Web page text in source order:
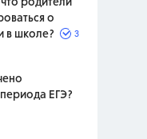
родители
о
в школе?
3
ЕГЭ?